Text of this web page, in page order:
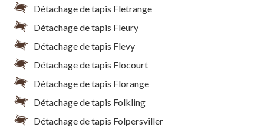
Détachage de tapis Fletrange
Détachage de tapis Fleury
Détachage de tapis Flevy
Détachage de tapis Flocourt
Détachage de tapis Florange
Détachage de tapis Folkling
Détachage de tapis Folpersviller